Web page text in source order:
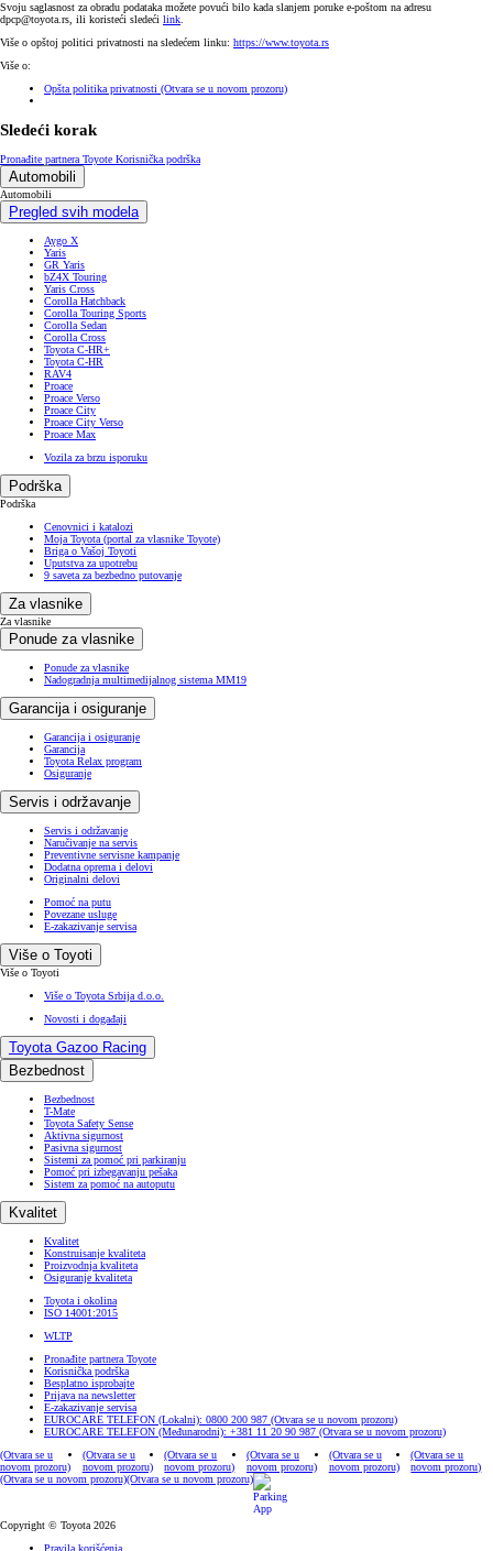
Svoju saglasnost za obradu podataka možete povući bilo kada slanjem poruke e-poštom na adresu
dpcp@toyota.rs, ili koristeći sledeći link.
Više o opštoj politici privatnosti na sledećem linku: https://www.toyota.rs
Više o:
Opšta politika privatnosti (Otvara se u novom prozoru)
Sledeći korak
Pronađite partnera Toyote Korisnička podrška
Automobili
Automobili
Pregled svih modela
Aygo X
Yaris
GR Yaris
bZ4X Touring
Yaris Cross
Corolla Hatchback
Corolla Touring Sports
Corolla Sedan
Corolla Cross
Toyota C-HR+
Toyota C-HR
RAV4
Proace
Proace Verso
Proace City
Proace City Verso
Proace Max
Vozila za brzu isporuku
Podrška
Podrška
Cenovnici i katalozi
Moja Toyota (portal za vlasnike Toyote)
Briga o Vašoj Toyoti
Uputstva za upotrebu
9 saveta za bezbedno putovanje
Za vlasnike
Za vlasnike
Ponude za vlasnike
Ponude za vlasnike
Nadogradnja multimedijalnog sistema MM19
Garancija i osiguranje
Garancija i osiguranje
Garancija
Toyota Relax program
Osiguranje
Servis i održavanje
Servis i održavanje
Naručivanje na servis
Preventivne servisne kampanje
Dodatna oprema i delovi
Originalni delovi
Pomoć na putu
Povezane usluge
E-zakazivanje servisa
Više o Toyoti
Više o Toyoti
Više o Toyota Srbija d.o.o.
Novosti i događaji
Toyota Gazoo Racing
Bezbednost
Bezbednost
T-Mate
Toyota Safety Sense
Aktivna sigurnost
Pasivna sigurnost
Sistemi za pomoć pri parkiranju
Pomoć pri izbegavanju pešaka
Sistem za pomoć na autoputu
Kvalitet
Kvalitet
Konstruisanje kvaliteta
Proizvodnja kvaliteta
Osiguranje kvaliteta
Toyota i okolina
ISO 14001:2015
WLTP
Pronađite partnera Toyote
Korisnička podrška
Besplatno isprobajte
Prijava na newsletter
E-zakazivanje servisa
EUROCARE TELEFON (Lokalni): 0800 200 987 (Otvara se u novom prozoru)
EUROCARE TELEFON (Međunarodni): +381 11 20 90 987 (Otvara se u novom prozoru)
(Otvara se u
novom prozoru)
(Otvara se u
novom prozoru)
(Otvara se u
novom prozoru)
(Otvara se u
novom prozoru)
(Otvara se u
novom prozoru)
(Otvara se u
novom prozoru)
(Otvara se u novom prozoru)(Otvara se u novom prozoru)
Copyright © Toyota 2026
Pravila korišćenja